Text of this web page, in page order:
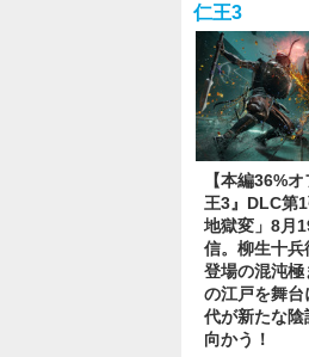
仁王3
【本編36%
王3』DLC第
地獄変」8月
信。柳生十兵
登場の混沌極
の江戸を舞台
代が新たな陰
向かう！